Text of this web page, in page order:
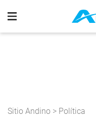
Sitio Andino > Política